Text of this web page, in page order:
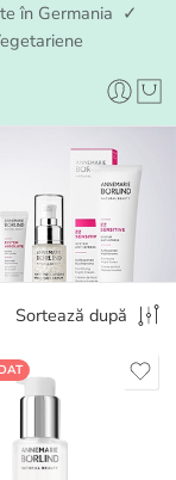
în Germania ✓
Sortează după